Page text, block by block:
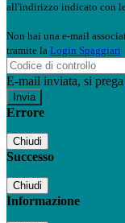
all'indirizzo indicato con
Non hai una e-mail
tramite la Login Spaggiari
E-mail inviata, si
Errore
Chiudi
Successo
Chiudi
Informazione